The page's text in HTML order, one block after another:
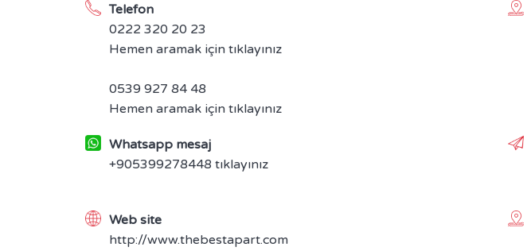
Telefon
0222 320 20 23
Hemen aramak için tıklayınız
0539 927 84 48
Hemen aramak için tıklayınız
Whatsapp mesaj
+905399278448 tıklayınız
Web site
http://www.thebestapart.com